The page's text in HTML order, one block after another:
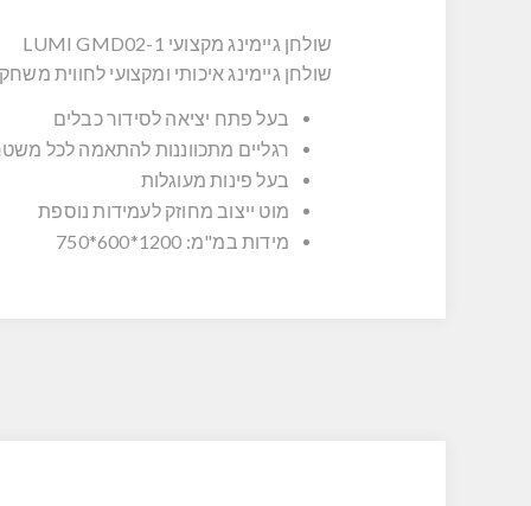
שולחן גיימינג מקצועי LUMI GMD02-1
שולחן גיימינג איכותי ומקצועי לחווית
בעל פתח יציאה לסידור כבלים
רגליים מתכווננות להתאמה לכל
בעל פינות מעוגלות
מוט ייצוב מחוזק לעמידות נוספת
מידות במ"מ: 1200*600*750